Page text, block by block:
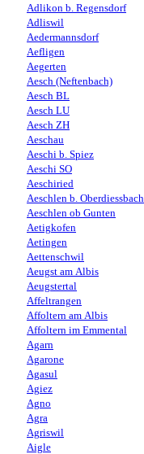
Adlikon b. Regensdorf
Adliswil
Aedermannsdorf
Aefligen
Aegerten
Aesch (Neftenbach)
Aesch BL
Aesch LU
Aesch ZH
Aeschau
Aeschi b. Spiez
Aeschi SO
Aeschiried
Aeschlen b. Oberdiessbach
Aeschlen ob Gunten
Aetigkofen
Aetingen
Aettenschwil
Aeugst am Albis
Aeugstertal
Affeltrangen
Affoltern am Albis
Affoltern im Emmental
Agarn
Agarone
Agasul
Agiez
Agno
Agra
Agriswil
Aigle